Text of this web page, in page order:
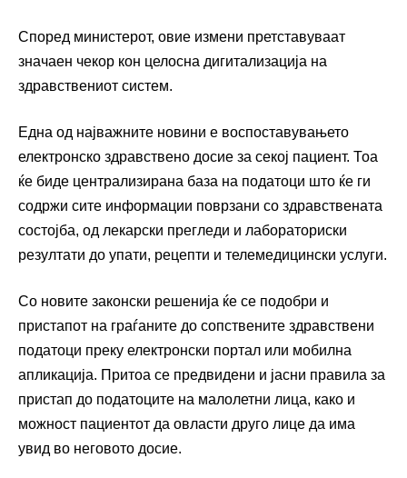
Според министерот, овие измени претставуваат
значаен чекор кон целосна дигитализација на
здравствениот систем.
Една од најважните новини е воспоставувањето
електронско здравствено досие за секој пациент. Тоа
ќе биде централизирана база на податоци што ќе ги
содржи сите информации поврзани со здравствената
состојба, од лекарски прегледи и лабораториски
резултати до упати, рецепти и телемедицински услуги.
Со новите законски решенија ќе се подобри и
пристапот на граѓаните до сопствените здравствени
податоци преку електронски портал или мобилна
апликација. Притоа се предвидени и јасни правила за
пристап до податоците на малолетни лица, како и
можност пациентот да овласти друго лице да има
увид во неговото досие.